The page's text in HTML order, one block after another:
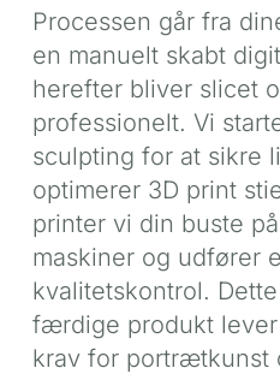
Processen går fra
en manuelt skabt
herefter bliver slicet
professionelt. Vi
sculpting for at sikre
optimerer 3D print
printer vi din buste
maskiner og udfører
kvalitetskontrol.
færdige produkt
krav for portrætkunst